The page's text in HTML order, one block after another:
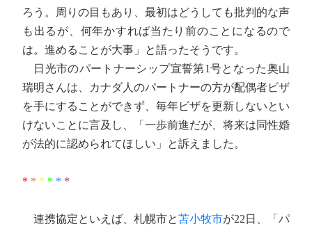
ろう。周りの目もあり、最初はどうしても批判的な声
も出るが、何年かすれば当たり前のことになるので
は。進めることが大事」と語ったそうです。
日光市のパートナーシップ宣誓第1号となった奥山
瑞明さんは、カナダ人のパートナーの方が配偶者ビザ
を手にすることができず、毎年ビザを更新しないとい
けないことに言及し、「一歩前進だが、将来は同性婚
が法的に認められてほしい」と訴えました。
* * * * * *
連携協定といえば、札幌市と苫小牧市が22日、「パ